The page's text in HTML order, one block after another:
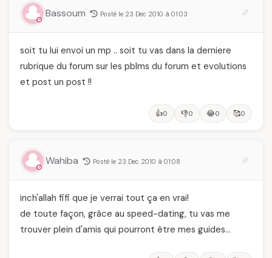
Bassoum Posté le 23 Dec 2010 à 01:03
soit tu lui envoi un mp .. soit tu vas dans la derniere
rubrique du forum sur les pblms du forum et evolutions
et post un post !!
👍0 👎0 😂0 🥰0
Wahiba Posté le 23 Dec 2010 à 01:08
inch'allah fifi que je verrai tout ça en vrai!
de toute façon, grâce au speed-dating, tu vas me
trouver plein d'amis qui pourront être mes guides…